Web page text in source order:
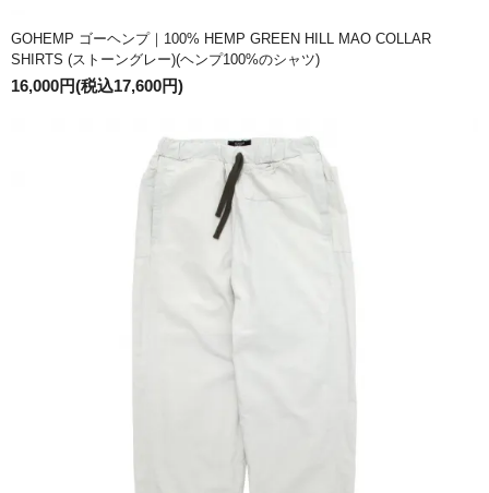
GOHEMP ゴーヘンプ｜100% HEMP GREEN HILL MAO COLLAR
SHIRTS (ストーングレー)(ヘンプ100%のシャツ)
16,000円(税込17,600円)